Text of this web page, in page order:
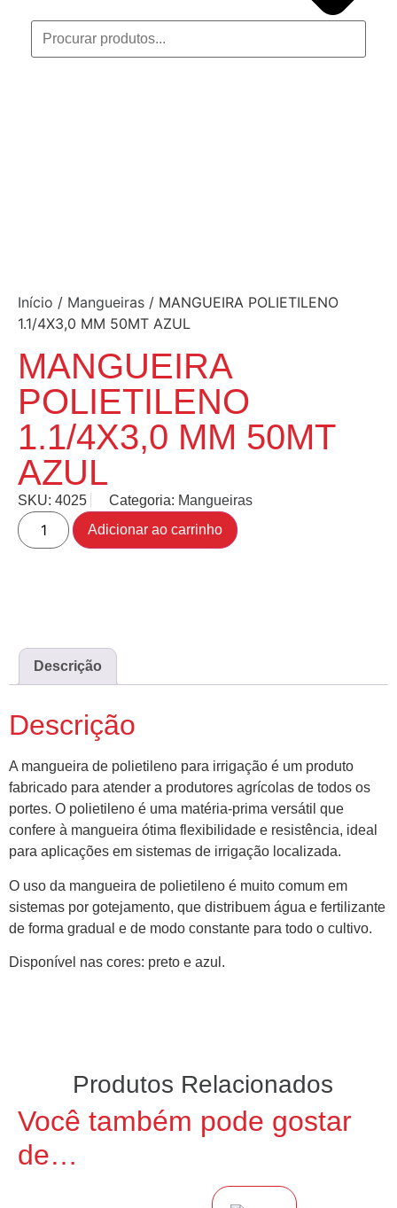
Início / Mangueiras / MANGUEIRA POLIETILENO
1.1/4X3,0 MM 50MT AZUL
MANGUEIRA
POLIETILENO
1.1/4X3,0 MM 50MT
AZUL
Adicionar ao carrinho
SKU: 4025 Categoria: Mangueiras
Descrição
Descrição
A mangueira de polietileno para irrigação é um produto
fabricado para atender a produtores agrícolas de todos os
portes. O polietileno é uma matéria-prima versátil que
confere à mangueira ótima flexibilidade e resistência, ideal
para aplicações em sistemas de irrigação localizada.
O uso da mangueira de polietileno é muito comum em
sistemas por gotejamento, que distribuem água e fertilizante
de forma gradual e de modo constante para todo o cultivo.
Disponível nas cores: preto e azul.
Produtos Relacionados
Você também pode gostar
de…